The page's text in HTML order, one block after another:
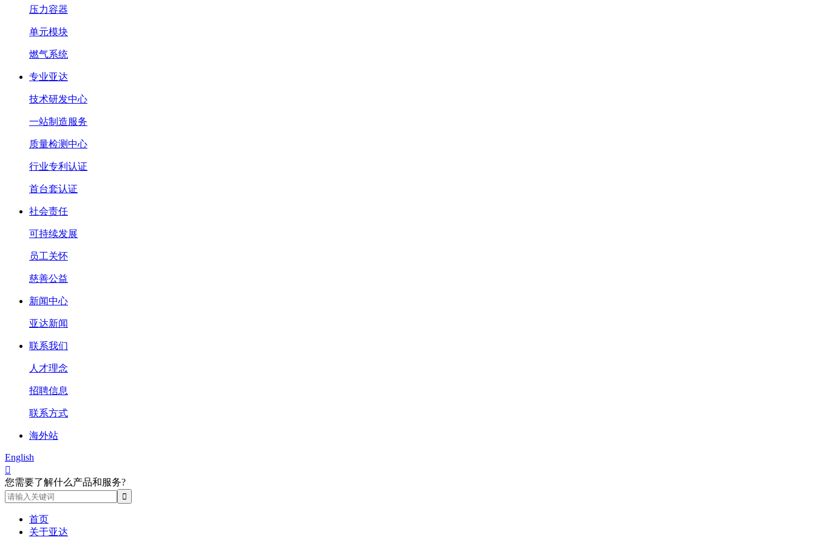
压力容器
单元模块
燃气系统
专业亚达
技术研发中心
一站制造服务
质量检测中心
行业专利认证
首台套认证
社会责任
可持续发展
员工关怀
慈善公益
新闻中心
亚达新闻
联系我们
人才理念
招聘信息
联系方式
海外站
English

您需要了解什么产品和服务?
首页
关于亚达